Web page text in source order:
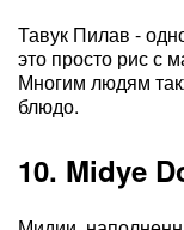
Тавук Пилав -
это просто рис с
Многим людям
блюдо.
10. Midye